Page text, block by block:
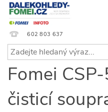
602 803 637
Fomei
čisticí